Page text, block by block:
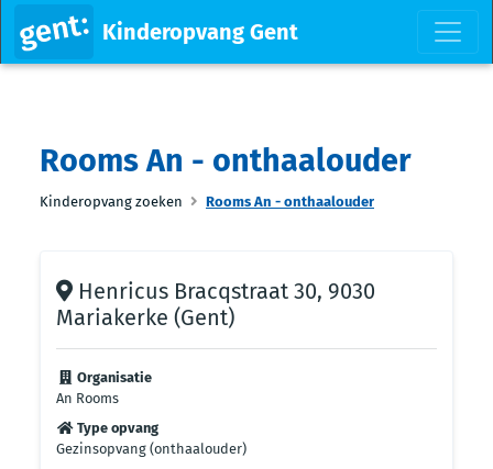
Kinderopvang Gent
Rooms An - onthaalouder
Kinderopvang zoeken Rooms An - onthaalouder
Henricus Bracqstraat 30, 9030
Mariakerke (Gent)
Organisatie
An Rooms
Type opvang
Gezinsopvang (onthaalouder)